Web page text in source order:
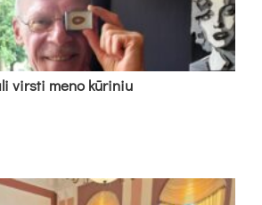
virs­ti me­no kū­ri­niu